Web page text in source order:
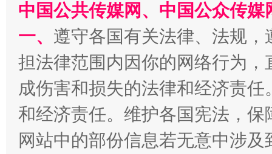
魏明亮
中国公共传媒网、中国公众传
一、 遵守各国有关法律、法规
担法律范围内因你的网络行为
成伤害和损失的法律和经济责
和经济责任。维护各国宪法，
网站中的部份信息若无意中涉